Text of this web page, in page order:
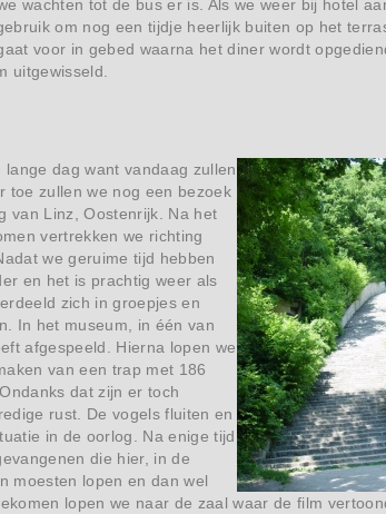
wachten tot de bus er is. Als we weer bij hotel
om nog een tijdje heerlijk buiten op het
voor in gebed waarna het diner wordt
uitgewisseld.
dag want vandaag zullen
toe zullen we nog een bezoek
van Linz, Oostenrijk. Na het
vertrekken we richting
we geruime tijd hebben
en het is prachtig weer als
zich in groepjes en
In het museum, in één van
afgespeeld. Hierna lopen we
van een trap met 186
dat zijn er toch
rust. De vogels fluiten en
in de oorlog. Na enige tijd
die hier, in de
moesten lopen en dan wel
lopen we naar de zaal waar de film